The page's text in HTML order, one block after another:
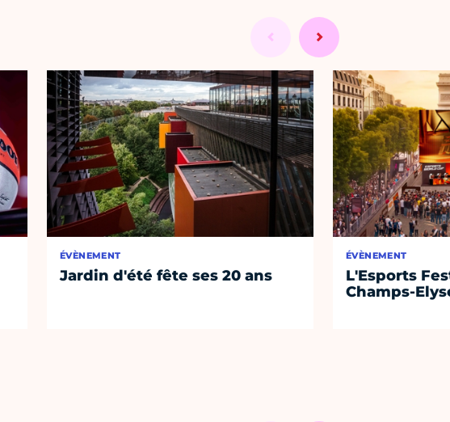
ÉVÈNEMENT
Jardin d'été fête ses 20 ans
ÉVÈNEMENT
L'Esports
Champs-